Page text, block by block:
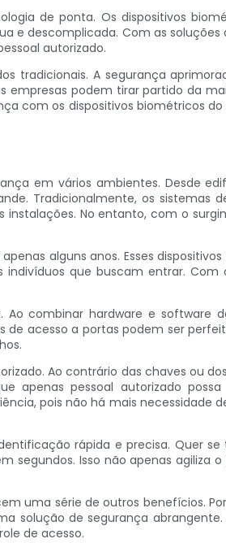
de ponta. Os dispositivos
e descomplicada. Com as
autorizado.
tradicionais. A segurança
empresas podem tirar partido da
com os dispositivos biométricos do
em vários ambientes. Desde
Tradicionalmente, os sistemas
No entanto, com o
alguns anos. Esses
que buscam entrar. Com
combinar hardware e software
de acesso a portas podem ser
Ao contrário das chaves ou
apenas pessoal autorizado
pois não há mais necessidade
rápida e precisa. Quer
Isso não apenas agiliza
uma série de outros benefícios.
solução de segurança abrangente.
de acesso.